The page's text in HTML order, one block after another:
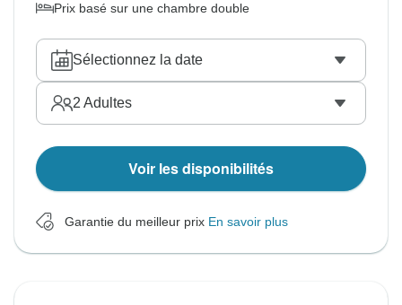
Prix basé sur une chambre double
Sélectionnez la date
2 Adultes
Voir les disponibilités
Garantie du meilleur prix En savoir plus